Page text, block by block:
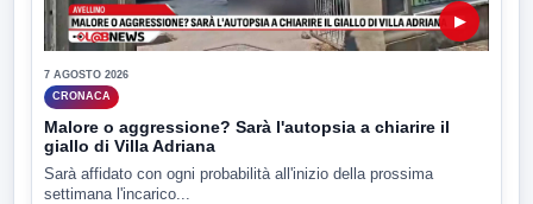
▶
7 AGOSTO 2026
CRONACA
Malore o aggressione? Sarà l'autopsia a chiarire il
giallo di Villa Adriana
Sarà affidato con ogni probabilità all'inizio della prossima
settimana l'incarico...